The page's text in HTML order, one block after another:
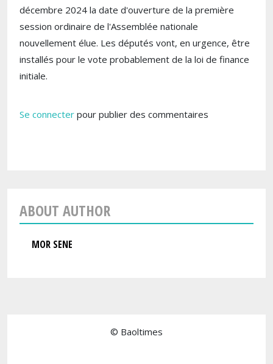
décembre 2024 la date d'ouverture de la première
session ordinaire de l'Assemblée nationale
nouvellement élue. Les députés vont, en urgence, être
installés pour le vote probablement de la loi de finance
initiale.
Se connecter pour publier des commentaires
ABOUT AUTHOR
MOR SENE
© Baoltimes